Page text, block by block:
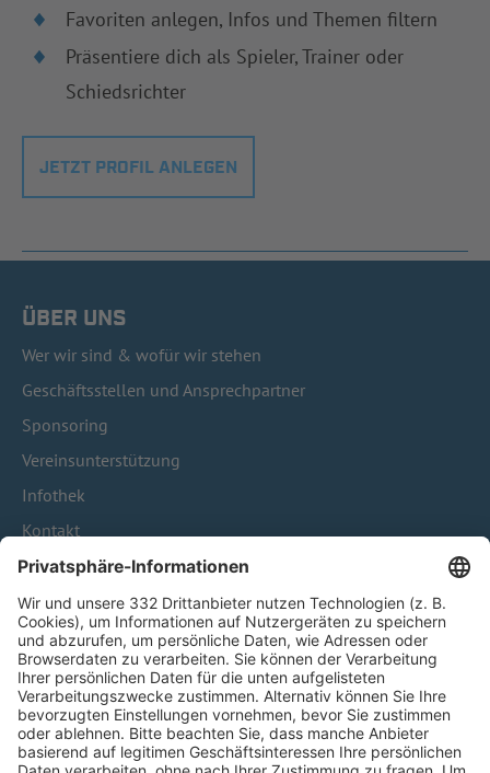
Favoriten anlegen, Infos und Themen filtern
Präsentiere dich als Spieler, Trainer oder
Schiedsrichter
JETZT PROFIL ANLEGEN
ÜBER UNS
Wer wir sind & wofür wir stehen
Geschäftsstellen und Ansprechpartner
Sponsoring
Vereinsunterstützung
Infothek
Kontakt
HÄUFIG BESUCHTE SEITEN
Pässe und Vereinswechsel
Trainerausbildung
Schulungsangebot Vereinsmitarbeiter
BFV-Geschäftsstellen